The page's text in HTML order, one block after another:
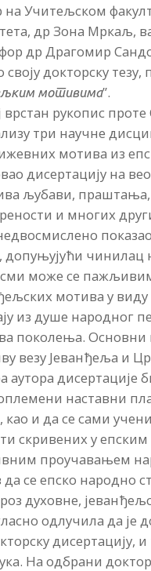
Учитељском
др Зона Мркаљ,
др Драгомир
докторску тезу,
мотивима”.
врстан рукопис
три научне
мотива из
дисертацију на
љубави,
и многих
недвосмислено
допуњујући чинилац
може се
мотива у
из душе народног
поколења. Основни
везу Јеванђеља и
аутора дисертације
наставни
и да се сами
скривених у
проучавањем
да се епско
духовне,
одлучила да је
дисертацију,
На одбрани